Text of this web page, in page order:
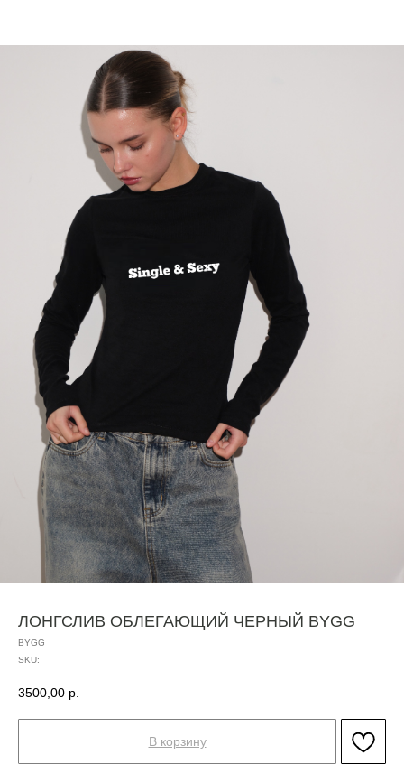
ЛОНГСЛИВ ОБЛЕГАЮЩИЙ ЧЕРНЫЙ BYGG
BYGG
SKU:
3500,00 р.
В корзину